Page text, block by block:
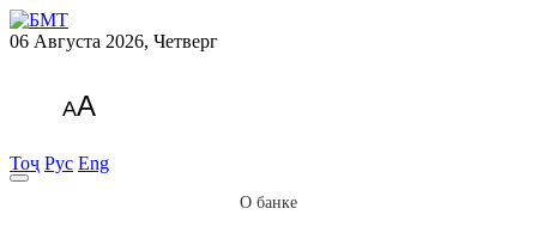
06 Августа 2026, Четверг
AA
Тоҷ Рус Eng
О банке